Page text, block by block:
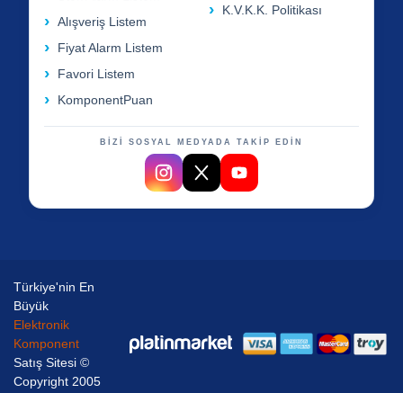
Alışveriş Listem
Fiyat Alarm Listem
Favori Listem
KomponentPuan
K.V.K.K. Politikası
BİZİ SOSYAL MEDYADA TAKİP EDİN
Türkiye'nin En
Büyük
Elektronik
Komponent
Satış Sitesi ©
Copyright 2005